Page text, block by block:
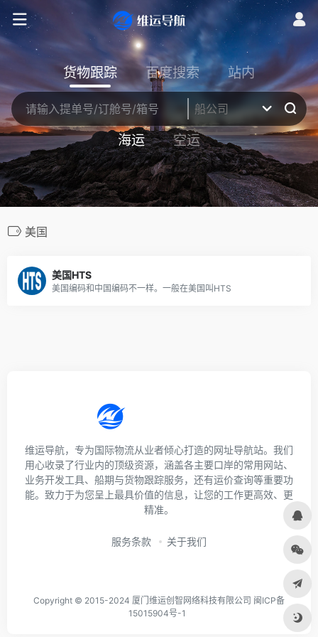
货物跟踪 百度搜索 站内
海运 空运
美国
美国HTS
美国编码和中国编码不一样。一般在美国叫HTS
维运导航，专为国际物流从业者倾心打造的网址导航站。我们
用心收录了行业内的顶级资源，涵盖各主要口岸的常用网站、
业务开发工具、船期与货物跟踪服务，还有运价查询等重要功
能。致力于为您呈上最具价值的信息，让您的工作更高效、更
精准。
服务条款 关于我们
Copyright © 2015-2024 厦门维运创智网络科技有限公司 闽ICP备
15015904号-1